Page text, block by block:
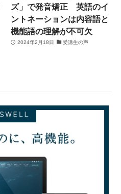
ズ」で発音矯正 英語のイ
ントネーションは内容語と
機能語の理解が不可欠
2024年2月18日 受講生の声